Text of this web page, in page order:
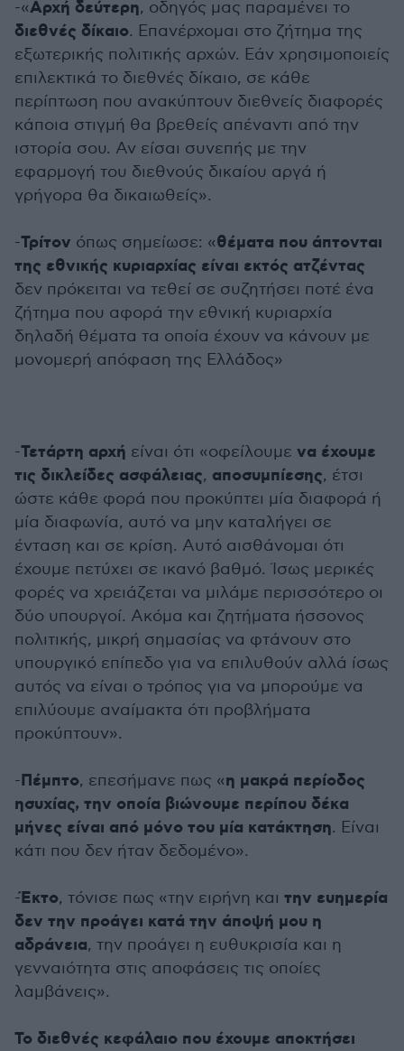
-«Αρχή δεύτερη, οδηγός μας παραμένει το
διεθνές δίκαιο. Επανέρχομαι στο ζήτημα της
εξωτερικής πολιτικής αρχών. Εάν χρησιμοποιείς
επιλεκτικά το διεθνές δίκαιο, σε κάθε
περίπτωση που ανακύπτουν διεθνείς διαφορές
κάποια στιγμή θα βρεθείς απέναντι από την
ιστορία σου. Αν είσαι συνεπής με την
εφαρμογή του διεθνούς δικαίου αργά ή
γρήγορα θα δικαιωθείς».
-Τρίτον όπως σημείωσε: «θέματα που άπτονται
της εθνικής κυριαρχίας είναι εκτός ατζέντας
δεν πρόκειται να τεθεί σε συζητήσει ποτέ ένα
ζήτημα που αφορά την εθνική κυριαρχία
δηλαδή θέματα τα οποία έχουν να κάνουν με
μονομερή απόφαση της Ελλάδος»
-Τετάρτη αρχή είναι ότι «οφείλουμε να έχουμε
τις δικλείδες ασφάλειας, αποσυμπίεσης, έτσι
ώστε κάθε φορά που προκύπτει μία διαφορά ή
μία διαφωνία, αυτό να μην καταλήγει σε
ένταση και σε κρίση. Αυτό αισθάνομαι ότι
έχουμε πετύχει σε ικανό βαθμό. Ίσως μερικές
φορές να χρειάζεται να μιλάμε περισσότερο οι
δύο υπουργοί. Ακόμα και ζητήματα ήσσονος
πολιτικής, μικρή σημασίας να φτάνουν στο
υπουργικό επίπεδο για να επιλυθούν αλλά ίσως
αυτός να είναι ο τρόπος για να μπορούμε να
επιλύουμε αναίμακτα ότι προβλήματα
προκύπτουν».
-Πέμπτο, επεσήμανε πως «η μακρά περίοδος
ησυχίας, την οποία βιώνουμε περίπου δέκα
μήνες είναι από μόνο του μία κατάκτηση. Είναι
κάτι που δεν ήταν δεδομένο».
-Έκτο, τόνισε πως «την ειρήνη και την ευημερία
δεν την προάγει κατά την άποψή μου η
αδράνεια, την προάγει η ευθυκρισία και η
γενναιότητα στις αποφάσεις τις οποίες
λαμβάνεις».
Το διεθνές κεφάλαιο που έχουμε αποκτήσει